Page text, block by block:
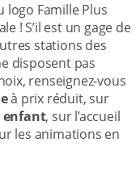
logo Famille Plus
! S’il est un gage de
stations des
disposent pas
renseignez-vous
à prix réduit, sur
enfant, sur l’accueil
les animations en